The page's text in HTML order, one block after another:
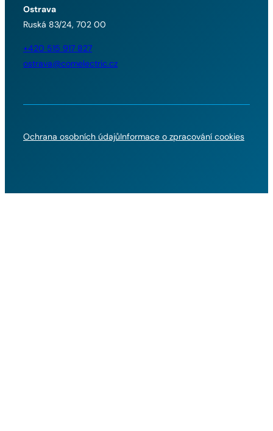
Ostrava
Ruská 83/24, 702 00
+420 515 917 827
ostrava@comelectric.cz
Ochrana osobních údajůInformace o zpracování cookies